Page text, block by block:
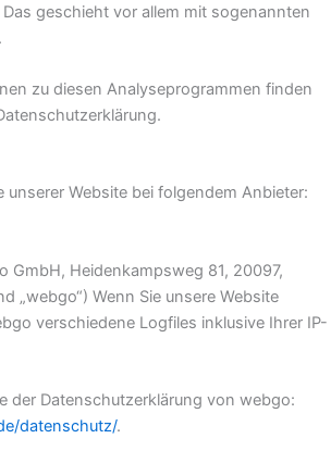
geschieht vor allem mit sogenannten
zu diesen Analyseprogrammen finden
unserer Website bei folgendem Anbieter:
GmbH, Heidenkampsweg 81, 20097,
„webgo“) Wenn Sie unsere Website
verschiedene Logfiles inklusive Ihrer IP-
der Datenschutzerklärung von webgo:
datenschutz/.